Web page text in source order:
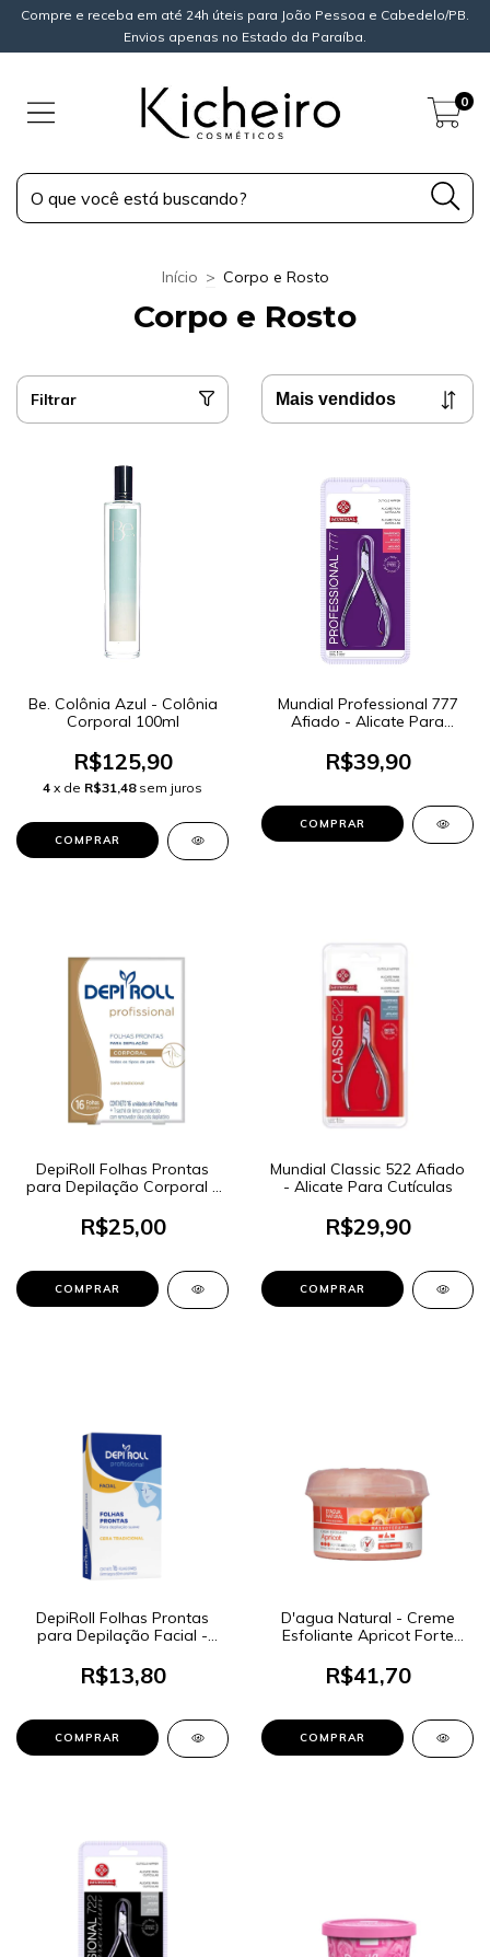
Compre e receba em até 24h úteis para João Pessoa e Cabedelo/PB.
Envios apenas no Estado da Paraíba.
0
Início > Corpo e Rosto
Corpo e Rosto
Filtrar
Be. Colônia Azul - Colônia
Corporal 100ml
R$125,90
4 x de R$31,48 sem juros
Mundial Professional 777
Afiado - Alicate Para
R$39,90
DepiRoll Folhas Prontas
para Depilação Corporal -
R$25,00
Mundial Classic 522 Afiado
- Alicate Para Cutículas
R$29,90
DepiRoll Folhas Prontas
para Depilação Facial -
R$13,80
D'agua Natural - Creme
Esfoliante Apricot Forte
R$41,70